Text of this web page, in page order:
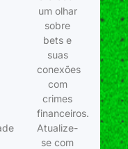
um olhar
sobre
bets e
suas
conexões
com
crimes
financeiros.
Atualize-
se com